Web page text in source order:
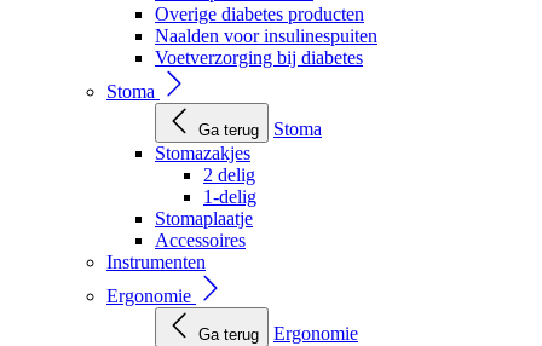
Overige diabetes producten
Naalden voor insulinespuiten
Voetverzorging bij diabetes
Stoma
Ga terug
Stoma
Stomazakjes
2 delig
1-delig
Stomaplaatje
Accessoires
Instrumenten
Ergonomie
Ga terug
Ergonomie